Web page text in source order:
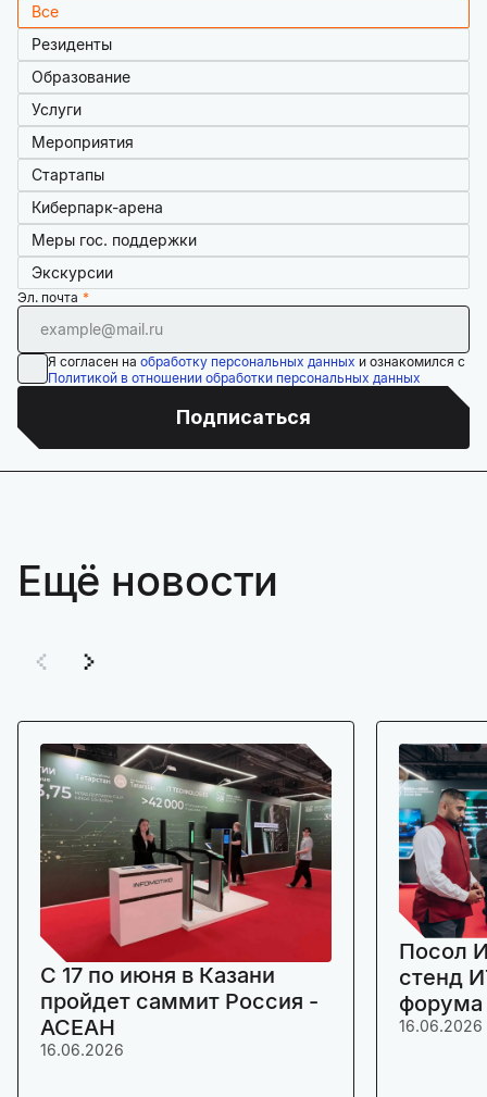
Все
Резиденты
Образование
Услуги
Мероприятия
Стартапы
Киберпарк-арена
Меры гос. поддержки
Экскурсии
Эл. почта
Я согласен на обработку персональных данных и ознакомился с
Политикой в отношении обработки персональных данных
Подписаться
Ещё новости
C 17 по июня в Казани
пройдет саммит Россия -
АСЕАН
16.06.2026
Посол
стенд
16.06.2026